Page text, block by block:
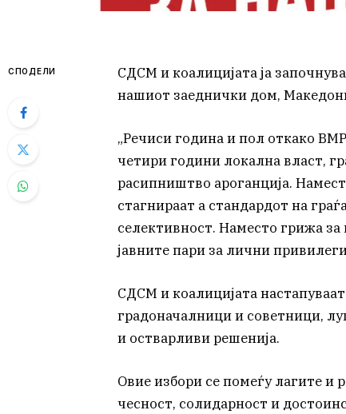
СПОДЕЛИ
СДСМ и коалицијата ја
нашиот заеднички дом,
„Речиси година и пол откако
четири години локална власт,
расипништво ароганција.
стагнираат а стандардот на
селективност. Наместо грижа
јавните пари за лични
СДСМ и коалицијата
градоначалници и советници,
и остварливи решенија.
Овие избори се помеѓу лагите и
чесност, солидарност и